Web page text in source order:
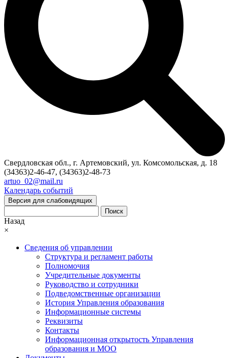
Свердловская обл., г. Артемовский, ул. Комсомольская, д. 18
(34363)2-46-47, (34363)2-48-73
artuo_02@mail.ru
Календарь событий
Версия для слабовидящих
Поиск
Назад
×
Сведения об управлении
Структура и регламент работы
Полномочия
Учредительные документы
Руководство и сотрудники
Подведомственные организации
История Управления образования
Информационные системы
Реквизиты
Контакты
Информационная открытость Управления
образования и МОО